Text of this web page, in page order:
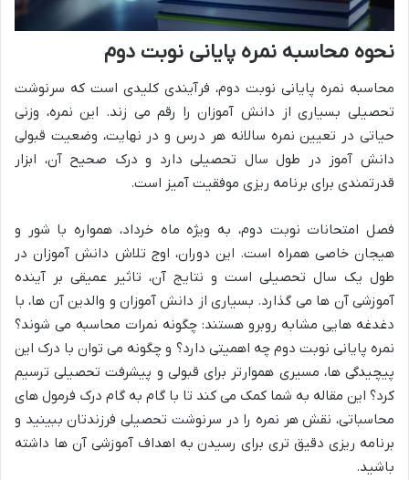
نحوه محاسبه نمره پایانی نوبت دوم
محاسبه نمره پایانی نوبت دوم، فرآیندی کلیدی است که سرنوشت
تحصیلی بسیاری از دانش آموزان را رقم می زند. این نمره، وزنی
حیاتی در تعیین نمره سالانه هر درس و در نهایت، وضعیت قبولی
دانش آموز در طول سال تحصیلی دارد و درک صحیح آن، ابزار
قدرتمندی برای برنامه ریزی موفقیت آمیز است.
فصل امتحانات نوبت دوم، به ویژه ماه خرداد، همواره با شور و
هیجان خاصی همراه است. این دوران، اوج تلاش دانش آموزان در
طول یک سال تحصیلی است و نتایج آن، تاثیر عمیقی بر آینده
آموزشی آن ها می گذارد. بسیاری از دانش آموزان و والدین آن ها، با
دغدغه هایی مشابه روبرو هستند: چگونه نمرات محاسبه می شوند؟
نمره پایانی نوبت دوم چه اهمیتی دارد؟ و چگونه می توان با درک این
پیچیدگی ها، مسیری هموارتر برای قبولی و پیشرفت تحصیلی ترسیم
کرد؟ این مقاله به شما کمک می کند تا با گام به گام درک فرمول های
محاسباتی، نقش هر نمره را در سرنوشت تحصیلی فرزندتان ببینید و
برنامه ریزی دقیق تری برای رسیدن به اهداف آموزشی آن ها داشته
باشید.